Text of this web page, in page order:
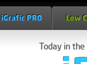
Today in